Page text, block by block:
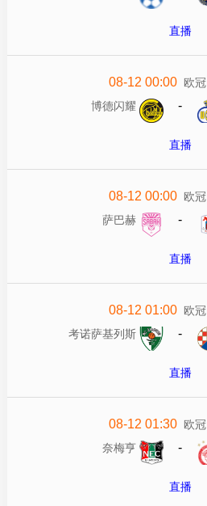
直播
08-12 00:00 欧冠
博德闪耀
-
直播
08-12 00:00 欧冠
萨巴赫
-
直播
08-12 01:00 欧冠
考诺萨基列斯
-
直播
08-12 01:30 欧冠
奈梅亨
-
直播